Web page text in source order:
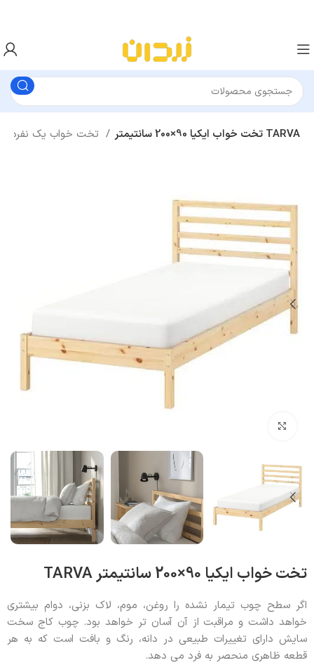
تخت خواب ایکیا 90×200 سانتیمتر TARVA
تخت خواب ایکیا 90×200 سانتیمتر TARVA
اگر سطح چوب تیمار نشده را روغن، موم، لاک بزنی، دوام بیشتری
خواهد داشت و مراقبت از آن آسان تر خواهد بود. چوب کاج سخت
سایش دارای تغییرات طبیعی در دانه، رنگ و بافت است که به هر
قطعه ظاهری منحصر به فرد می دهد.